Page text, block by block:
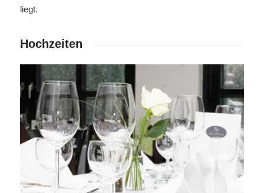
liegt.
Hochzeiten